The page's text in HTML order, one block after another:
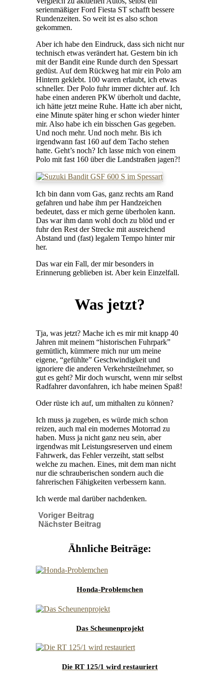
serienmäßiger Ford Fiesta ST schafft bessere
Rundenzeiten. So weit ist es also schon
gekommen.
Aber ich habe den Eindruck, dass sich nicht nur
technisch etwas verändert hat. Gestern bin ich
mit der Bandit eine Runde durch den Spessart
gedüst. Auf dem Rückweg hat mir ein Polo am
Hintern geklebt. 100 waren erlaubt, ich etwas
schneller. Der Polo fuhr immer dichter auf. Ich
habe einen anderen PKW überholt und dachte,
ich hätte jetzt meine Ruhe. Hatte ich aber nicht,
eine Minute später hing er schon wieder hinter
mir. Also habe ich ein bisschen Gas gegeben.
Und noch mehr. Und noch mehr. Bis ich
irgendwann fast 160 auf dem Tacho stehen
hatte. Geht’s noch? Ich lasse mich von einem
Polo mit fast 160 über die Landstraßen jagen?!
Ich bin dann vom Gas, ganz rechts am Rand
gefahren und habe ihm per Handzeichen
bedeutet, dass er mich gerne überholen kann.
Das war ihm dann wohl doch zu blöd und er
fuhr den Rest der Strecke mit ausreichend
Abstand und (fast) legalem Tempo hinter mir
her.
Das war ein Fall, der mir besonders in
Erinnerung geblieben ist. Aber kein Einzelfall.
Was jetzt?
Tja, was jetzt? Mache ich es mir mit knapp 40
Jahren mit meinem “historischen Fuhrpark”
gemütlich, kümmere mich nur um meine
eigene, “gefühlte” Geschwindigkeit und
ignoriere die anderen Verkehrsteilnehmer, so
gut es geht? Mir doch wurscht, wenn mir selbst
Radfahrer davonfahren, ich habe meinen Spaß!
Oder rüste ich auf, um mithalten zu können?
Ich muss ja zugeben, es würde mich schon
reizen, auch mal ein modernes Motorrad zu
haben. Muss ja nicht ganz neu sein, aber
irgendwas mit Leistungsreserven und einem
Fahrwerk, das Fehler verzeiht, statt selbst
welche zu machen. Eines, mit dem man nicht
nur die schrauberischen sondern auch die
fahrerischen Fähigkeiten verbessern kann.
Ich werde mal darüber nachdenken.
Voriger Beitrag
Nächster Beitrag
Ähnliche Beiträge:
Honda-Problemchen
Das Scheunenprojekt
Die RT 125/1 wird restauriert